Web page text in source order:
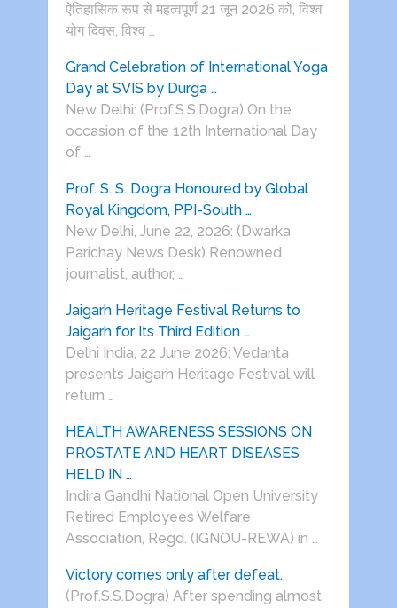
ऐतिहासिक रूप से महत्वपूर्ण 21 जून 2026 को, विश्व
योग दिवस, विश्व …
Grand Celebration of International Yoga
Day at SVIS by Durga …
New Delhi: (Prof.S.S.Dogra) On the
occasion of the 12th International Day
of …
Prof. S. S. Dogra Honoured by Global
Royal Kingdom, PPI-South …
New Delhi, June 22, 2026: (Dwarka
Parichay News Desk) Renowned
journalist, author, …
Jaigarh Heritage Festival Returns to
Jaigarh for Its Third Edition …
Delhi India, 22 June 2026: Vedanta
presents Jaigarh Heritage Festival will
return …
HEALTH AWARENESS SESSIONS ON
PROSTATE AND HEART DISEASES
HELD IN …
Indira Gandhi National Open University
Retired Employees Welfare
Association, Regd. (IGNOU-REWA) in …
Victory comes only after defeat.
(Prof.S.S.Dogra) After spending almost